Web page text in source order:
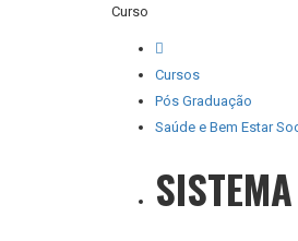
Curso
Cursos
Pós Graduação
Saúde e Bem Estar